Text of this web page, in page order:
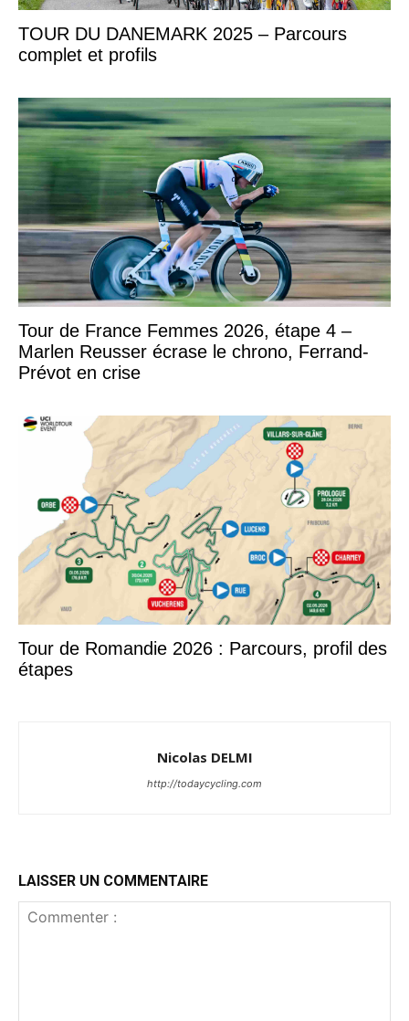
TOUR DU DANEMARK 2025 – Parcours
complet et profils
Tour de France Femmes 2026, étape 4 –
Marlen Reusser écrase le chrono, Ferrand-
Prévot en crise
Tour de Romandie 2026 : Parcours, profil des
étapes
Nicolas DELMI
http://todaycycling.com
LAISSER UN COMMENTAIRE